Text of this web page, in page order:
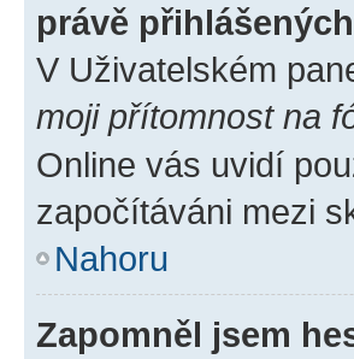
právě
V Uživatelském
moji přítomnost na
Online vás uvidí
započítáváni mezi
Nahoru
Zapomněl jsem